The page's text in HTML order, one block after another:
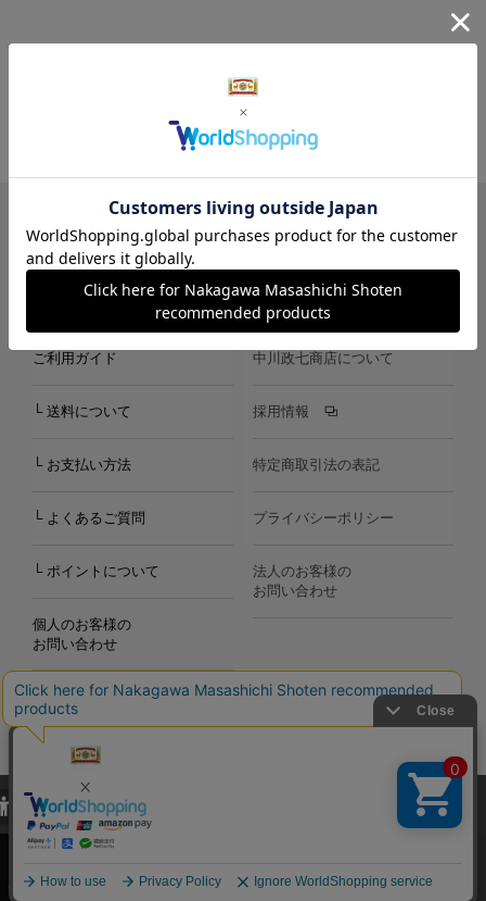
LINE Instagram X Facebook メールマガジン
ご利用ガイド
└ 送料について
└ お支払い方法
└ よくあるご質問
└ ポイントについて
個人のお客様の
お問い合わせ
中川政七商店について
採用情報
特定商取引法の表記
プライバシーポリシー
法人のお客様の
お問い合わせ
Copyright©2000-2026
Nakagawa Masashichi Shoten All Rights Reserved.
当サイトでは、当サイト内における閲覧履歴・属性情報などの取得およ
び利便性向上のためにクッキー（Cookie）を使用いたします。詳細に
関しては「プライバシーポリシー
承諾する